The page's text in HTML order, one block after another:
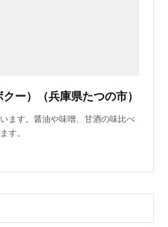
ー）（兵庫県たつの市）
ます。醤油や味噌、甘酒の味比べ
す。